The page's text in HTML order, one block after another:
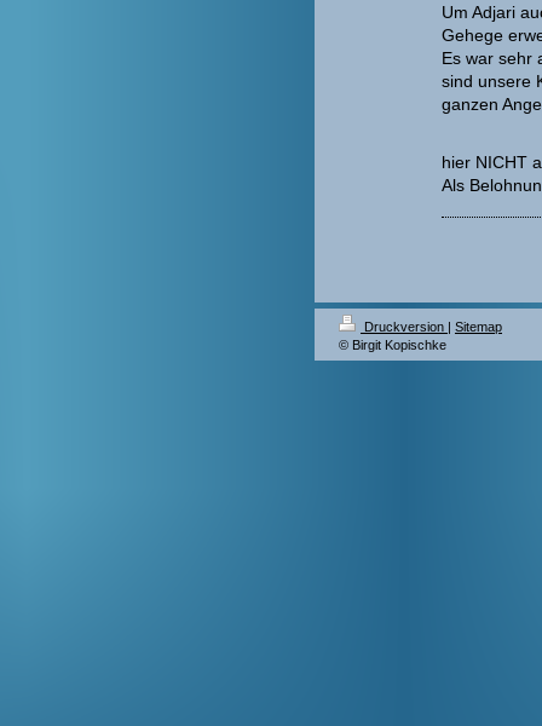
Um Adjari
Gehege
Es war sehr
sind unsere
ganzen
hier NICHT
Als
Druckversion | Sitemap
© Birgit Kopischke